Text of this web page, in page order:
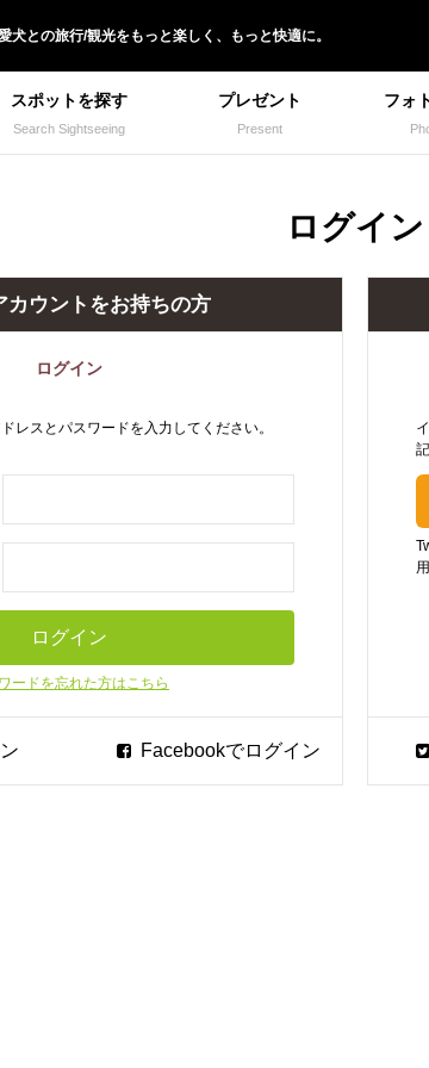
犬との旅行/観光をもっと楽しく、 もっと快適に。
スポットを探す
Search Sightseeing
プレゼント
Present
フォ
ログイン
カウントをお持ちの方
ログイン
レスとパスワードを入力してください。
ードを忘れた方はこちら